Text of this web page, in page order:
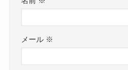
メール ※